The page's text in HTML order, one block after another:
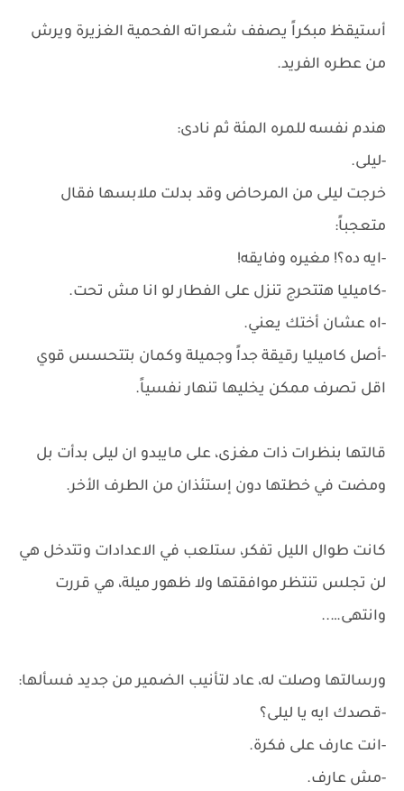
أستيقظ مبكراً يصفف شعراته الفحمية الغزيرة ويرش
من عطره الفريد.
هندم نفسه للمره المئة ثم نادى:
-ليلى.
خرجت ليلى من المرحاض وقد بدلت ملابسها فقال
متعجباً:
-ايه ده؟! مغيره وفايقه!
-كاميليا هتتحرج تنزل على الفطار لو انا مش تحت.
-اه عشان أختك يعني.
-أصل كاميليا رقيقة جداً وجميلة وكمان بتتحسس قوي
اقل تصرف ممكن يخليها تنهار نفسياً.
قالتها بنظرات ذات مغزى، على مايبدو ان ليلى بدأت بل
ومضت في خطتها دون إستئذان من الطرف الأخر.
كانت طوال الليل تفكر، ستلعب في الاعدادات وتتدخل هي
لن تجلس تنتظر موافقتها ولا ظهور ميلة، هي قررت
وانتهى…..
ورسالتها وصلت له، عاد لتأنيب الضمير من جديد فسألها:
-قصدك ايه يا ليلى؟
-انت عارف على فكرة.
-مش عارف.